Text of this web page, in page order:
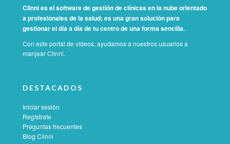
Clinni es el software de gestión de clínicas en la nube orientado
a profesionales de la salud; es una gran solución para
gestionar el día a día de tu centro de una forma sencilla.
Con este portal de vídeos, ayudamos a nuestros usuarios a
manjear Clinni.
DESTACADOS
Iniciar sesión
Regístrate
Preguntas frecuentes
Blog Clinni